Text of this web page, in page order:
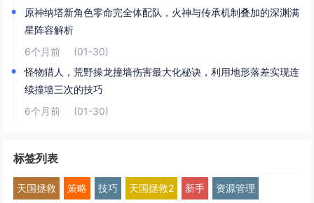
原神纳塔新角色零命完全体配队，火神与传承机制叠加的深渊满
星阵容解析
6个月前
(01-30)
怪物猎人，荒野操龙撞墙伤害最大化秘诀，利用地形落差实现连
续撞墙三次的技巧
6个月前
(01-30)
标签列表
天国拯救 策略 技巧 天国拯救2 新手 资源管理